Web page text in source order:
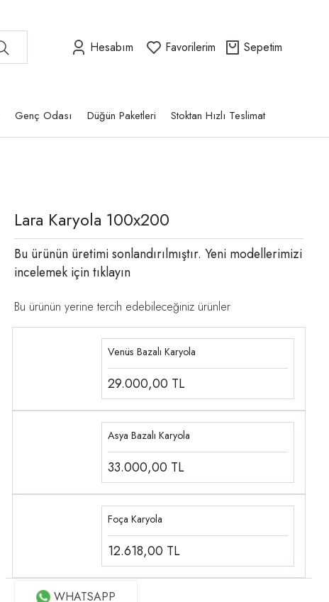
Hesabım Favorilerim Sepetim
Genç Odası Düğün Paketleri Stoktan Hızlı Teslimat
Lara Karyola 100x200
Bu ürünün üretimi sonlandırılmıştır. Yeni modellerimizi
incelemek içintıklayın
Bu ürünün yerine tercih edebileceğiniz ürünler
Venüs Bazalı Karyola
29.000,00 TL
Asya Bazalı Karyola
33.000,00 TL
Foça Karyola
12.618,00 TL
WHATSAPP